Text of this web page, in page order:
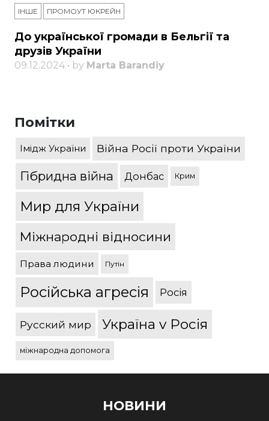
ІНШЕ ПРОМОУТ ЮКРЕЙН
До української громади в Бельгії та
друзів України
09.12.2024 • by Marta Barandiy
Помітки
Імідж України Війна Росії проти України
Гібридна війна Донбас Крим
Мир для України
Міжнародні відносини
Права людини Путін
Російська агресія Росія
Русский мир Україна v Росія
міжнародна допомога
НОВИНИ